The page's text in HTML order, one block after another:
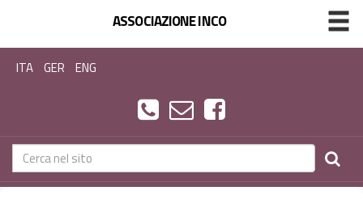
ASSOCIAZIONE INCO
ITA GER ENG